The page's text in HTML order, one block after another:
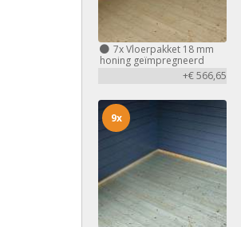
7xVloerpakket 18 mm
honing geïmpregneerd
+€ 566,65
9x